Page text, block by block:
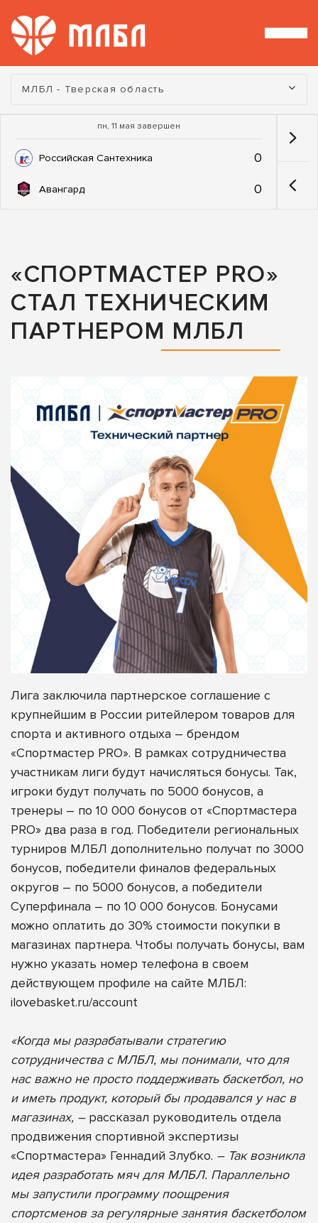
Турнир:
МЛБЛ - Тверская область
пн, 11 мая завершен
Российская Сантехника 0
Авангард 0
«СПОРТМАСТЕР PRO»
СТАЛ ТЕХНИЧЕСКИМ
ПАРТНЕРОМ МЛБЛ
Лига заключила партнерское соглашение с
крупнейшим в России ритейлером товаров для
спорта и активного отдыха – брендом
«Спортмастер PRO». В рамках сотрудничества
участникам лиги будут начисляться бонусы. Так,
игроки будут получать по 5000 бонусов, а
тренеры – по 10 000 бонусов от «Спортмастера
PRO» два раза в год. Победители региональных
турниров МЛБЛ дополнительно получат по 3000
бонусов, победители финалов федеральных
округов – по 5000 бонусов, а победители
Суперфинала – по 10 000 бонусов. Бонусами
можно оплатить до 30% стоимости покупки в
магазинах партнера. Чтобы получать бонусы, вам
нужно указать номер телефона в своем
действующем профиле на сайте МЛБЛ:
ilovebasket.ru/account
«Когда мы разрабатывали стратегию
сотрудничества с МЛБЛ, мы понимали, что для
нас важно не просто поддерживать баскетбол, но
и иметь продукт, который бы продавался у нас в
магазинах, – рассказал руководитель отдела
продвижения спортивной экспертизы
«Спортмастера» Геннадий Злубко. – Так возникла
идея разработать мяч для МЛБЛ. Параллельно
мы запустили программу поощрения
спортсменов за регулярные занятия баскетболом